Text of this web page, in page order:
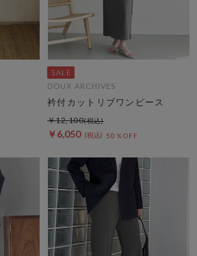
DOUX ARCHIVES
衿付カットリブワンピース
￥6,050 50％OFF
￥12,100